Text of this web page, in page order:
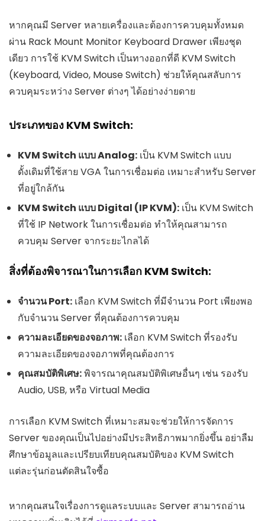
หากคุณมี Server หลายเครื่องและต้องการควบคุมทั้งหมด
ผ่าน Rack Mount Monitor Keyboard Drawer เพียงชุด
เดียว การใช้ KVM Switch เป็นทางออกที่ดี KVM Switch
(Keyboard, Video, Mouse Switch) ช่วยให้คุณสลับการ
ควบคุมระหว่าง Server ต่างๆ ได้อย่างง่ายดาย
ประเภทของ KVM Switch:
KVM Switch แบบ Analog: เป็น KVM Switch แบบ
ดั้งเดิมที่ใช้สาย VGA ในการเชื่อมต่อ เหมาะสำหรับ Server
ที่อยู่ใกล้กัน
KVM Switch แบบ Digital (IP KVM): เป็น KVM Switch
ที่ใช้ IP Network ในการเชื่อมต่อ ทำให้คุณสามารถ
ควบคุม Server จากระยะไกลได้
สิ่งที่ต้องพิจารณาในการเลือก KVM Switch:
จำนวน Port: เลือก KVM Switch ที่มีจำนวน Port เพียงพอ
กับจำนวน Server ที่คุณต้องการควบคุม
ความละเอียดของจอภาพ: เลือก KVM Switch ที่รองรับ
ความละเอียดของจอภาพที่คุณต้องการ
คุณสมบัติพิเศษ:พิจารณาคุณสมบัติพิเศษอื่นๆ เช่น รองรับ
Audio, USB, หรือ Virtual Media
การเลือก KVM Switch ที่เหมาะสมจะช่วยให้การจัดการ
Server ของคุณเป็นไปอย่างมีประสิทธิภาพมากยิ่งขึ้น อย่าลืม
ศึกษาข้อมูลและเปรียบเทียบคุณสมบัติของ KVM Switch
แต่ละรุ่นก่อนตัดสินใจซื้อ
หากคุณสนใจเรื่องการดูแลระบบและ Server สามารถอ่าน